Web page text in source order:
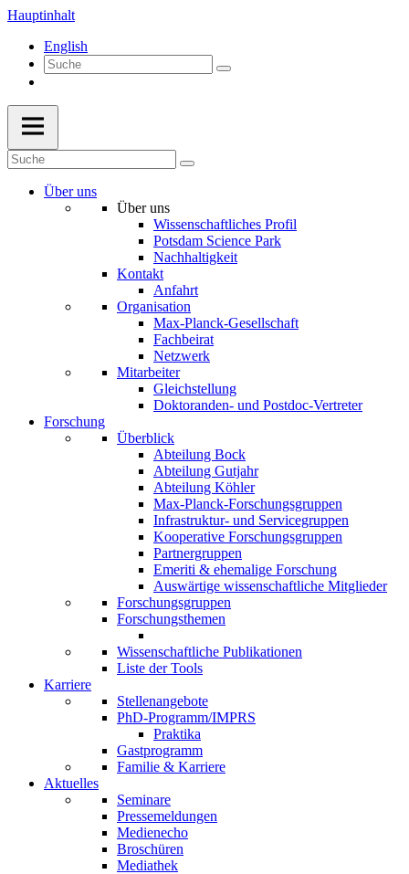
Hauptinhalt
English
Über uns
Über uns
Wissenschaftliches Profil
Potsdam Science Park
Nachhaltigkeit
Kontakt
Anfahrt
Organisation
Max-Planck-Gesellschaft
Fachbeirat
Netzwerk
Mitarbeiter
Gleichstellung
Doktoranden- und Postdoc-Vertreter
Forschung
Überblick
Abteilung Bock
Abteilung Gutjahr
Abteilung Köhler
Max-Planck-Forschungsgruppen
Infrastruktur- und Servicegruppen
Kooperative Forschungsgruppen
Partnergruppen
Emeriti & ehemalige Forschung
Auswärtige wissenschaftliche Mitglieder
Forschungsgruppen
Forschungsthemen
Wissenschaftliche Publikationen
Liste der Tools
Karriere
Stellenangebote
PhD-Programm/IMPRS
Praktika
Gastprogramm
Familie & Karriere
Aktuelles
Seminare
Pressemeldungen
Medienecho
Broschüren
Mediathek